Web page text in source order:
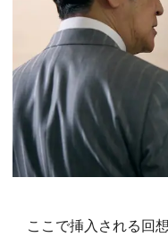
ここで挿入される回